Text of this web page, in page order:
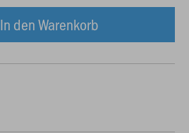
In den Warenkorb